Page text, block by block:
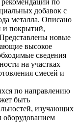
добавок с
металла. Описано
и покрытий,
новые
высокое
сведения
на участках
смесей и
по направлению
быть
изучающих
оборудованием